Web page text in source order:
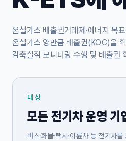
온실가스 배출권거래제·에너지 목
온실가스 양만큼 배출권(KOC)을
감축실적 모니터링 수행 및 배출권
대상
모든 전기차 운영 기
버스·화물·택시·이륜차 등 전기차